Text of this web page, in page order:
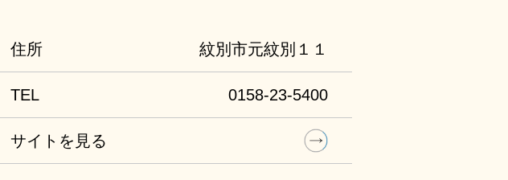
ができます。透明度の高い氷が織り成す氷の水族館
像を映し出すドームシアターで流氷などオホーツク
の四季をご覧頂けます。円柱形の水槽の中で泳ぐ“流
氷の妖精クリオネ”は必見です！様々なテーマの企画
展が随時行われています。また同センターは『道の
住所 紋別市元紋別１１
TEL 0158-23-5400
サイトを見る